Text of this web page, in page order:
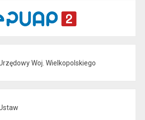
Woj. Wielkopolskiego